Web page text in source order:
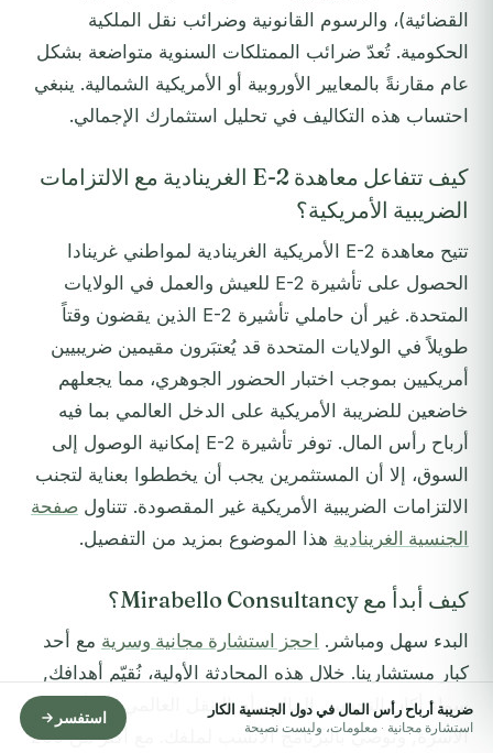
القضائية)، والرسوم القانونية وضرائب نقل الملكية
الحكومية. تُعدّ ضرائب الممتلكات السنوية متواضعة بشكل
عام مقارنةً بالمعايير الأوروبية أو الأمريكية الشمالية. ينبغي
احتساب هذه التكاليف في تحليل استثمارك الإجمالي.
كيف تتفاعل معاهدة E-2 الغرينادية مع الالتزامات
الضريبية الأمريكية؟
تتيح معاهدة E-2 الأمريكية الغرينادية لمواطني غرينادا
الحصول على تأشيرة E-2 للعيش والعمل في الولايات
المتحدة. غير أن حاملي تأشيرة E-2 الذين يقضون وقتاً
طويلاً في الولايات المتحدة قد يُعتبَرون مقيمين ضريبيين
أمريكيين بموجب اختبار الحضور الجوهري، مما يجعلهم
خاضعين للضريبة الأمريكية على الدخل العالمي بما فيه
أرباح رأس المال. توفر تأشيرة E-2 إمكانية الوصول إلى
السوق، إلا أن المستثمرين يجب أن يخططوا بعناية لتجنب
الالتزامات الضريبية الأمريكية غير المقصودة. تتناول صفحة
الجنسية الغرينادية هذا الموضوع بمزيد من التفصيل.
كيف أبدأ مع Mirabello Consultancy؟
البدء سهل ومباشر. احجز استشارة مجانية وسرية مع أحد
كبار مستشارينا. خلال هذه المحادثة الأولية، نُقيّم أهدافك,
سواء أكان التحسين المالي، أم التنقل العالمي، أم أمن
الأسرة, ونوصي بالبرنامج الأنسب لملفك. مع أكثر من 250
ضريبة أرباح رأس المال في دول الجنسية الكار
استشارة مجانية · معلومات، وليست نصيحة
استفسر